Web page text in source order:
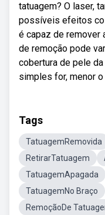
tatuagem? O laser,
possíveis efeitos
é capaz de remover
de remoção pode
cobertura de pele
simples for, menor o
Tags
TatuagemRemovida
RetirarTatuagem
TatuagemApagada
TatuagemNo Braço
RemoçãoDe